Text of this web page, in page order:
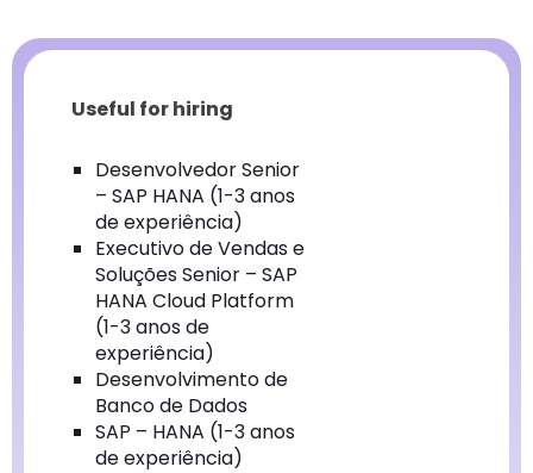
Useful for hiring
Desenvolvedor Senior
– SAP HANA (1-3 anos
de experiência)
Executivo de Vendas e
Soluções Senior – SAP
HANA Cloud Platform
(1-3 anos de
experiência)
Desenvolvimento de
Banco de Dados
SAP – HANA (1-3 anos
de experiência)